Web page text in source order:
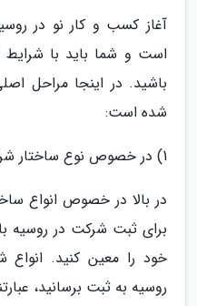
آغاز کسب و کار نو در
است و شما باید با
باشید. در اینجا مراحل
شده است:
1) در خصوص نوع ساختار شرکت خود تصمیم بگیرید.
در بالا در خصوص انواع
برای ثبت شرکت در روسیه
خود را معین کنید.
روسیه به ثبت برسانید،